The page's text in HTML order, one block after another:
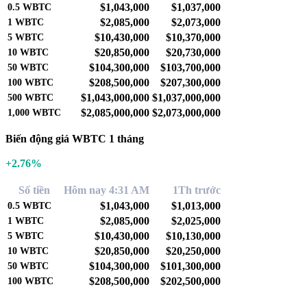
0.5 WBTC $1,043,000 $1,037,000
1 WBTC $2,085,000 $2,073,000
5 WBTC $10,430,000 $10,370,000
10 WBTC $20,850,000 $20,730,000
50 WBTC $104,300,000 $103,700,000
100 WBTC $208,500,000 $207,300,000
500 WBTC $1,043,000,000 $1,037,000,000
1,000 WBTC $2,085,000,000 $2,073,000,000
Biến động giá WBTC 1 tháng
+2.76%
Số tiền Hôm nay 4:31 AM 1Th trước
0.5 WBTC $1,043,000 $1,013,000
1 WBTC $2,085,000 $2,025,000
5 WBTC $10,430,000 $10,130,000
10 WBTC $20,850,000 $20,250,000
50 WBTC $104,300,000 $101,300,000
100 WBTC $208,500,000 $202,500,000